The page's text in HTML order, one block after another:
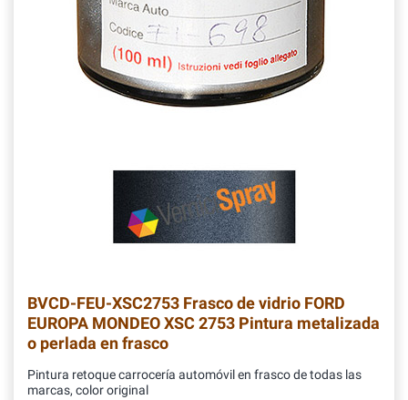
BVCD-FEU-XSC2753 Frasco de vidrio FORD
EUROPA MONDEO XSC 2753 Pintura metalizada
o perlada en frasco
Pintura retoque carrocería automóvil en frasco de todas las
marcas, color original